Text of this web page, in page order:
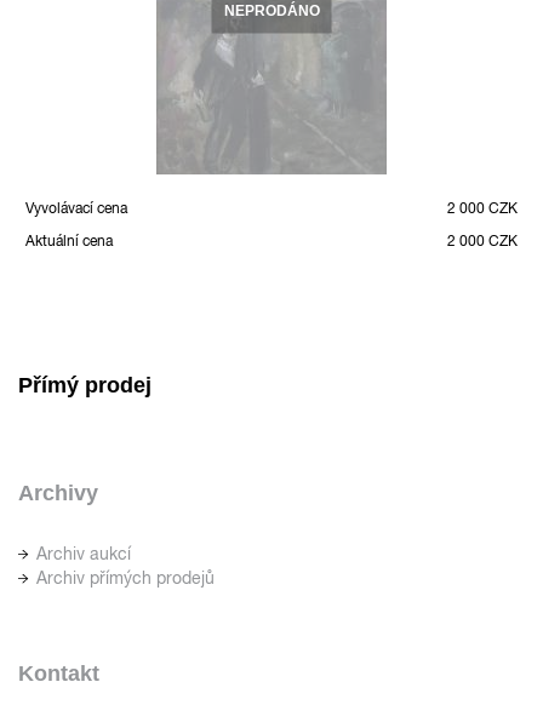
NEPRODÁNO
Vyvolávací cena
2 000 CZK
Aktuální cena
2 000 CZK
Přímý prodej
Archivy
Archiv aukcí
Archiv přímých prodejů
Kontakt